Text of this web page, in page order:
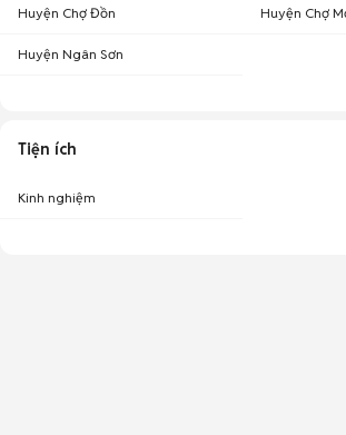
Huyện Chợ Đồn Huyện Chợ
Huyện Ngân Sơn
Tiện ích
Kinh nghiệm